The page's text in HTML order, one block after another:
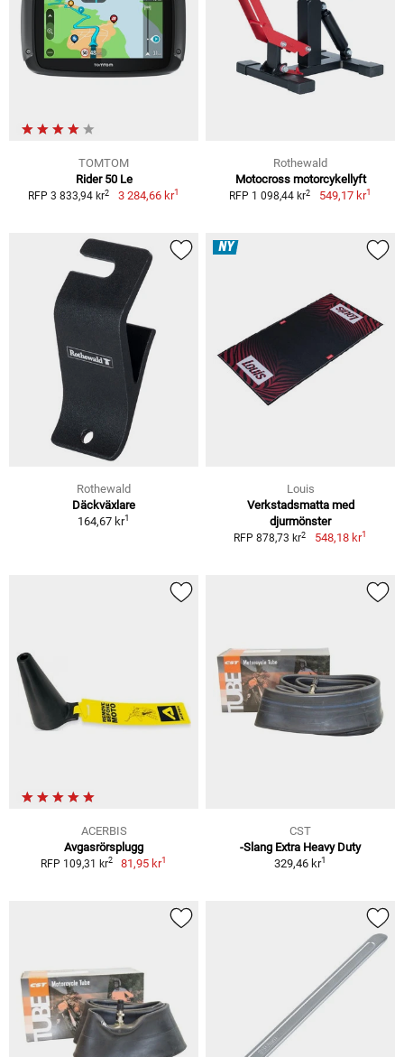
TOMTOM
Rider 50 Le
RFP 3 833,94 kr2 3 284,66 kr1
Rothewald
Motocross motorcykellyft
RFP 1 098,44 kr2 549,17 kr1
Rothewald
Däckväxlare
164,67 kr1
NY
Louis
Verkstadsmatta med
djurmönster
RFP 878,73 kr2 548,18 kr1
ACERBIS
Avgasrörsplugg
RFP 109,31 kr2 81,95 kr1
CST
-Slang Extra Heavy Duty
329,46 kr1